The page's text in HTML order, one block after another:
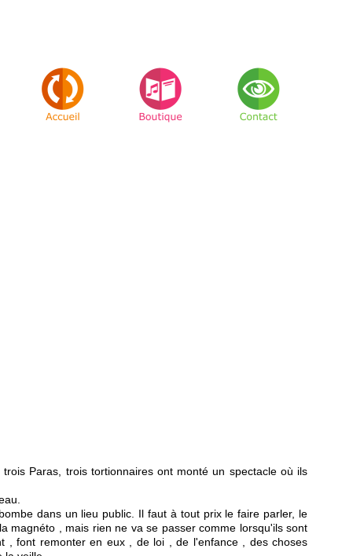
Paras, trois tortionnaires ont monté un spectacle où ils
dans un lieu public. Il faut à tout prix le faire parler, le
magnéto , mais rien ne va se passer comme lorsqu'ils sont
, font remonter en eux , de loi , de l'enfance , des choses